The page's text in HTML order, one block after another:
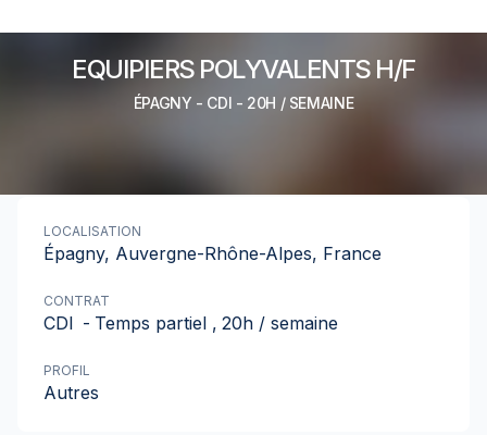
EQUIPIERS POLYVALENTS H/F
ÉPAGNY - CDI - 20H / SEMAINE
LOCALISATION
Épagny, Auvergne-Rhône-Alpes, France
CONTRAT
CDI - Temps partiel , 20h / semaine
PROFIL
Autres